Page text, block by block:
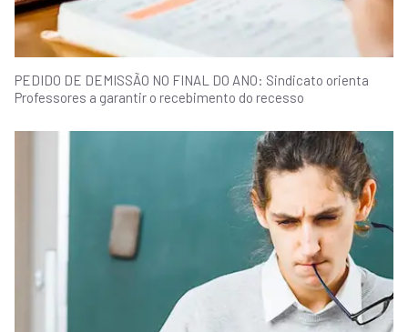
PEDIDO DE DEMISSÃO NO FINAL DO ANO: Sindicato orienta
Professores a garantir o recebimento do recesso